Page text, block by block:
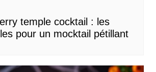
temple cocktail : les
pour un mocktail pétillant